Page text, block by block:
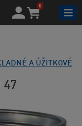
0
A ÚŽITKOVÉ
47